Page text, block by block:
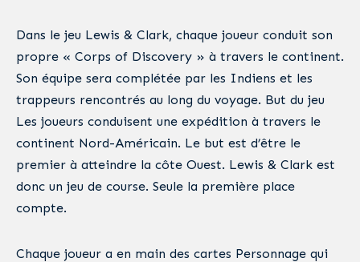
Dans le jeu Lewis & Clark, chaque joueur conduit son
propre « Corps of Discovery » à travers le continent.
Son équipe sera complétée par les Indiens et les
trappeurs rencontrés au long du voyage. But du jeu
Les joueurs conduisent une expédition à travers le
continent Nord-Américain. Le but est d’être le
premier à atteindre la côte Ouest. Lewis & Clark est
donc un jeu de course. Seule la première place
compte.
Chaque joueur a en main des cartes Personnage qui